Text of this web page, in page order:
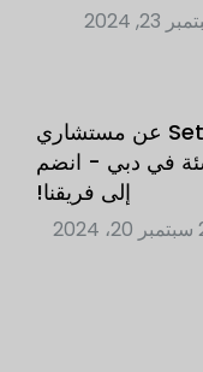
23, 2024
تبحث شركةSetupco عن مستشاري
في دبي - انضم
إلى فريقنا!